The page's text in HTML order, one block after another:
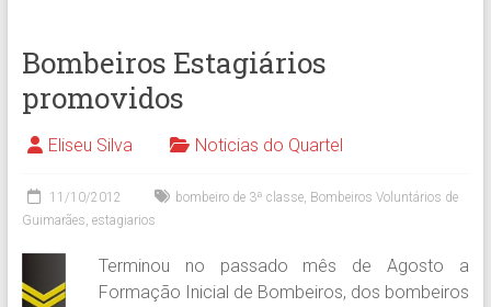
Bombeiros Estagiários
promovidos
Eliseu Silva Noticias do Quartel
11/10/2012 bombeiro de 3ª classe, Bombeiros Voluntários de
Guimarães, estagiarios
Terminou no passado mês de Agosto a
Formação Inicial de Bombeiros, dos bombeiros